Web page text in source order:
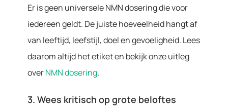
Er is geen universele NMN dosering die voor
iedereen geldt. De juiste hoeveelheid hangt af
van leeftijd, leefstijl, doel en gevoeligheid. Lees
daarom altijd het etiket en bekijk onze uitleg
overNMN dosering.
3. Wees kritisch op grote beloftes